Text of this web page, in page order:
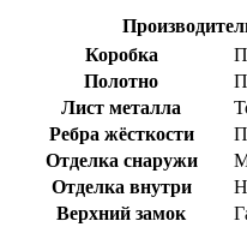
Коробка
Полотно
Лист металла
Ребра жёсткости
Отделка снаружи
Отделка внутри
Верхний замок